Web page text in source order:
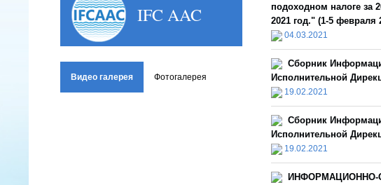
IFC AAC
Видео галерея Фотогалерея
подоходном налоге за
2021 год." (1-5
04.03.2021
Сборник
Исполнительной
19.02.2021
Сборник
Исполнительной
19.02.2021
ИНФОРМАЦИОННО-